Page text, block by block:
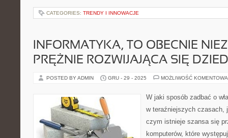
CATEGORIES: TRENDY I INNOWACJE
INFORMATYKA, TO OBECNIE
PRĘŻNIE ROZWIJAJĄCA SIĘ
POSTED BY ADMIN GRU - 29 - 2025 MOŻLIWOŚĆ
W jaki sposób zadbać o
w teraźniejszych czasach,
czym istnieje szansa się
komputerów, które